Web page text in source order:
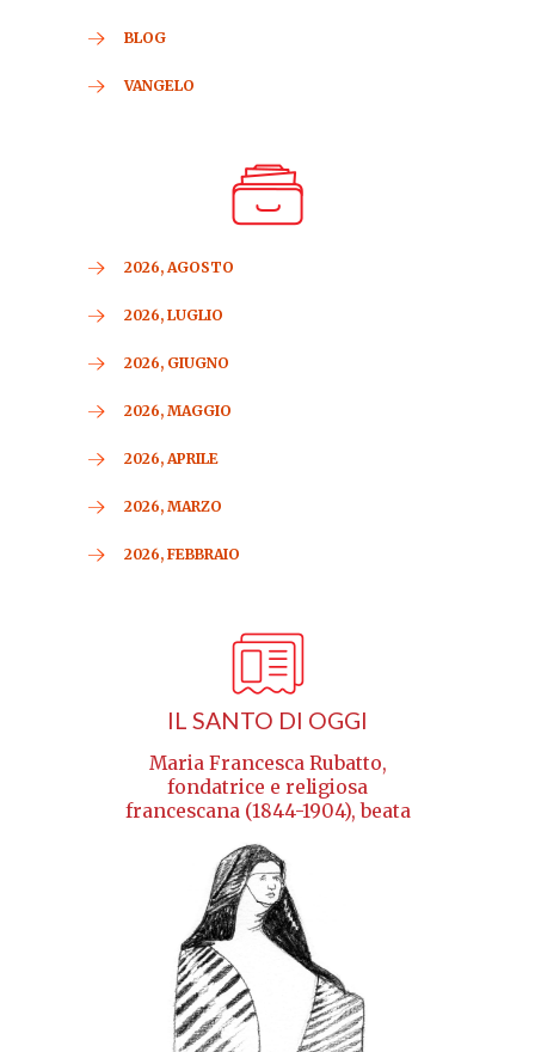
BLOG
VANGELO
2026, AGOSTO
2026, LUGLIO
2026, GIUGNO
2026, MAGGIO
2026, APRILE
2026, MARZO
2026, FEBBRAIO
IL SANTO DI OGGI
Maria Francesca Rubatto,
fondatrice e religiosa
francescana (1844-1904), beata